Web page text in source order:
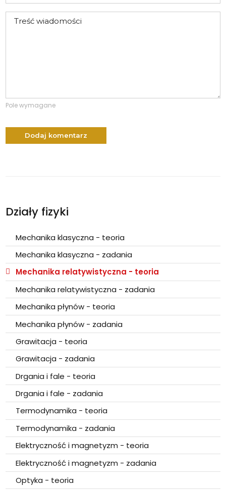
Działy fizyki
Mechanika klasyczna - teoria
Mechanika klasyczna - zadania
Mechanika relatywistyczna - teoria
Mechanika relatywistyczna - zadania
Mechanika płynów - teoria
Mechanika płynów - zadania
Grawitacja - teoria
Grawitacja - zadania
Drgania i fale - teoria
Drgania i fale - zadania
Termodynamika - teoria
Termodynamika - zadania
Elektryczność i magnetyzm - teoria
Elektryczność i magnetyzm - zadania
Optyka - teoria
Pole wymagane
Dodaj komentarz